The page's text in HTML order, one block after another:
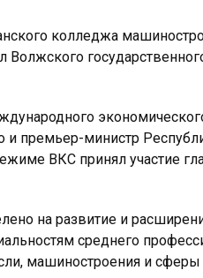
колледжа
и премьер-министр
ВКС принял участие
на развитие и
среднего
машиностроения и сферы